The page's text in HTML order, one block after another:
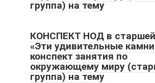
группа) на тему
КОНСПЕКТ НОД в старшей
«Эти удивительные
конспект занятия по
окружающему миру
группа) на тему